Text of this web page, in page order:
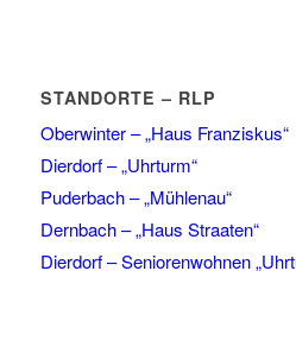
STANDORTE – RLP
Oberwinter – „Haus Franziskus“
Dierdorf – „Uhrturm“
Puderbach – „Mühlenau“
Dernbach – „Haus Straaten“
Dierdorf – Seniorenwohnen